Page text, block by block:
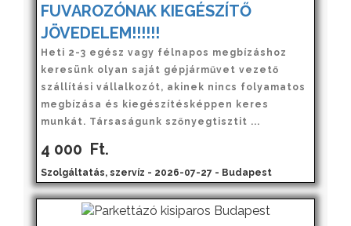
FUVAROZÓNAK KIEGÉSZÍTŐ
JÖVEDELEM!!!!!!
Heti 2-3 egész vagy félnapos megbízáshoz
keresünk olyan saját gépjárművet vezető
szállítási vállalkozót, akinek nincs folyamatos
megbízása és kiegészítésképpen keres
munkát. Társaságunk szőnyegtisztit ...
4 000 Ft.
Szolgáltatás, szervíz - 2026-07-27 - Budapest